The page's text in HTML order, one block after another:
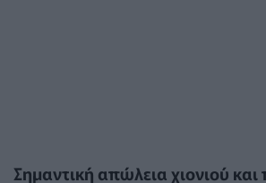
Σημαντική απώλεια χιονιού